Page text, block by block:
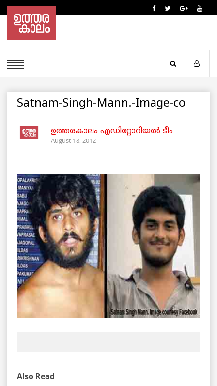
Satnam-Singh-Mann.-Image-co
ഉത്തരകാലം എഡിറ്റോറിയല്‍ ടീം
August 18, 2012
Also Read